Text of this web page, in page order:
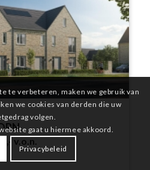
v.o.n.
te verbeteren, maken we gebruik van
we cookies van derden die uw
volgen.
gaat u hiermee akkoord.
Privacybeleid